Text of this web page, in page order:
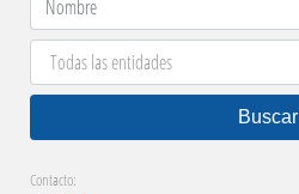
Buscar
Contacto: